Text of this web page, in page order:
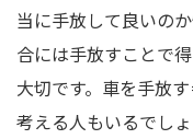
当に手放して良いの
合には手放すことで
大切です。車を手放
考える人もいるでし